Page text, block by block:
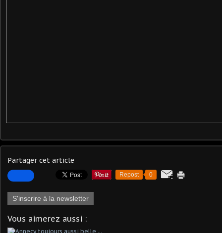
Partager cet article
Repost 0
S'inscrire à la newsletter
Vous aimerez aussi :